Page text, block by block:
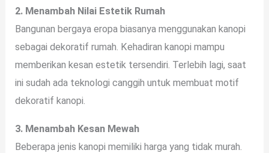
2. Menambah Nilai Estetik Rumah
Bangunan bergaya eropa biasanya menggunakan kanopi
sebagai dekoratif rumah. Kehadiran kanopi mampu
memberikan kesan estetik tersendiri. Terlebih lagi, saat
ini sudah ada teknologi canggih untuk membuat motif
dekoratif kanopi.
3. Menambah Kesan Mewah
Beberapa jenis kanopi memiliki harga yang tidak murah.